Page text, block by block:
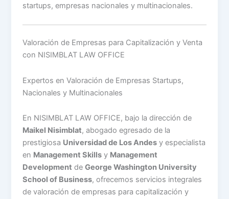
startups, empresas nacionales y multinacionales.
Valoración de Empresas para Capitalización y Venta
con NISIMBLAT LAW OFFICE
Expertos en Valoración de Empresas Startups,
Nacionales y Multinacionales
En NISIMBLAT LAW OFFICE, bajo la dirección de
Maikel Nisimblat, abogado egresado de la
prestigiosa Universidad de Los Andes y especialista
en Management Skills y Management
Development deGeorge Washington University
School of Business, ofrecemos servicios integrales
de valoración de empresas para capitalización y